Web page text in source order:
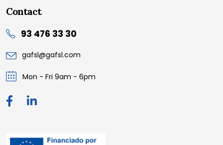
Contact
93 476 33 30
gafsl@gafsl.com
Mon - Fri 9am - 6pm